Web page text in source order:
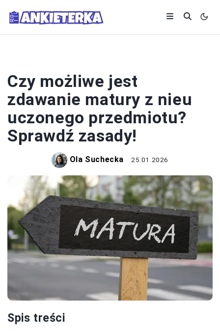
Czy możliwe jest
zdawanie matury z nieu
uczonego przedmiotu?
Sprawdź zasady!
Ola Suchecka 25.01.2026
Spis treści